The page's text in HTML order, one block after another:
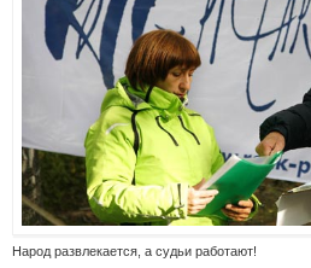
Народ развлекается, а судьи работают!